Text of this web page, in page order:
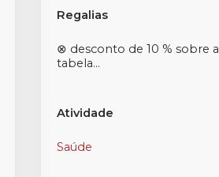
Regalias
⊗ desconto de 10 % sobre a
tabela...
Atividade
Saúde